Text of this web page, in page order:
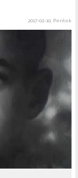
2017-02-10, Péntek